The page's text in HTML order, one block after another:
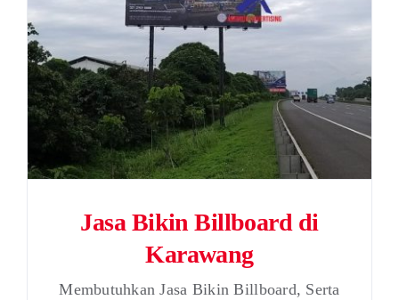
Jasa Bikin Billboard di
Karawang
Membutuhkan Jasa Bikin Billboard, Serta